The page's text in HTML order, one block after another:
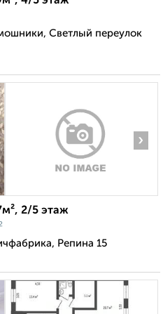
Светлый переулок
›
2/5 этаж
Репина 15